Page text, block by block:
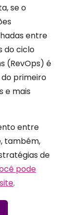
se o
entre
do ciclo
(RevOps) é
primeiro
e mais
entre
também,
de
pode
.